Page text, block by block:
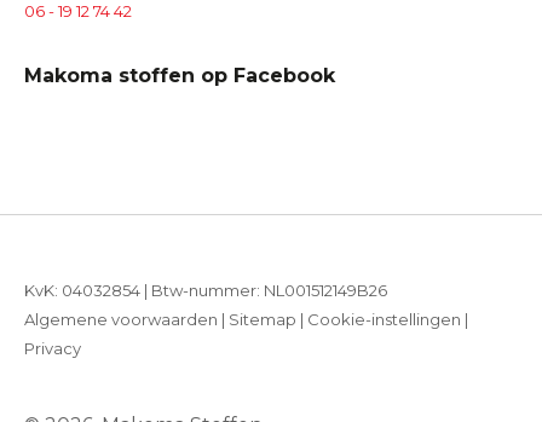
06 - 19 12 74 42
Makoma stoffen op Facebook
KvK: 04032854 | Btw-nummer: NL001512149B26
Algemene voorwaarden | Sitemap | Cookie-instellingen |
Privacy